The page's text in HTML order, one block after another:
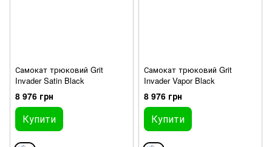
Самокат трюковий Grit
Invader Satin Black
8 976 грн
Купити
Самокат трюковий Grit
Invader Vapor Black
8 976 грн
Купити